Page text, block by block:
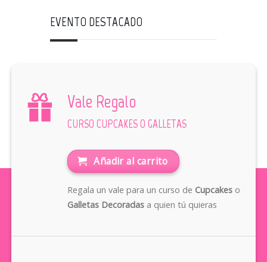
EVENTO DESTACADO
Vale Regalo
CURSO CUPCAKES O GALLETAS
Añadir al carrito
Regala un vale para un curso de Cupcakeso
Galletas Decoradasa quien tú quieras